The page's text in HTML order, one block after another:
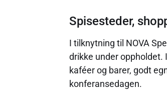
Spisesteder,
I tilknytning til NOVA
drikke under oppholdet.
kaféer og barer, godt
konferansedagen.